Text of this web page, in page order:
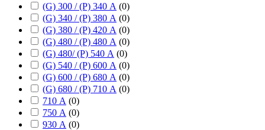
(G) 300 / (P) 340 А (0)
(G) 340 / (P) 380 А (0)
(G) 380 / (P) 420 А (0)
(G) 480 / (P) 480 А (0)
(G) 480/ (P) 540 А (0)
(G) 540 / (P) 600 А (0)
(G) 600 / (P) 680 А (0)
(G) 680 / (P) 710 А (0)
710 А (0)
750 А (0)
930 А (0)